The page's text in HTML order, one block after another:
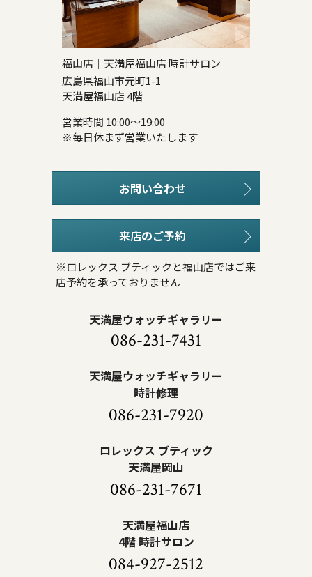
福山店｜天満屋福山店 時計サロン
広島県福山市元町1-1
天満屋福山店 4階
営業時間 10:00～19:00
※毎日休まず営業いたします
お問い合わせ
来店のご予約
※ロレックス ブティックと福山店ではご来
店予約を承っておりません
天満屋ウォッチギャラリー
086-231-7431
天満屋ウォッチギャラリー
時計修理
086-231-7920
ロレックス ブティック
天満屋岡山
086-231-7671
天満屋福山店
4階 時計サロン
084-927-2512